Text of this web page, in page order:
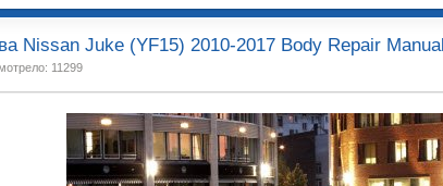
Nissan Juke (YF15) 2010-2017 Body Repair Manual
11299